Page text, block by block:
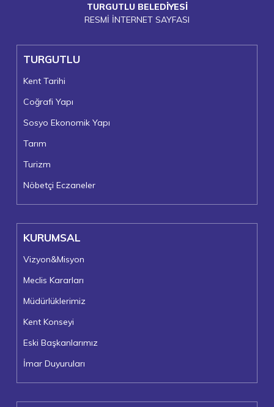
TURGUTLU BELEDİYESİ
RESMİ İNTERNET SAYFASI
TURGUTLU
Kent Tarihi
Coğrafi Yapı
Sosyo Ekonomik Yapı
Tarım
Turizm
Nöbetçi Eczaneler
KURUMSAL
Vizyon&Misyon
Meclis Kararları
Müdürlüklerimiz
Kent Konseyi
Eski Başkanlarımız
İmar Duyuruları